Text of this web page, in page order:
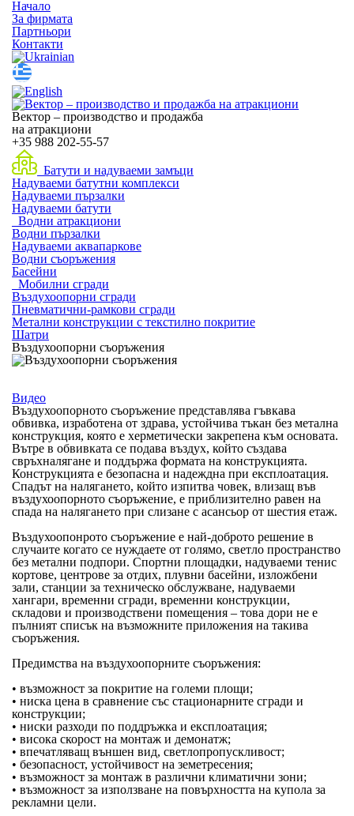
Начало
За фирмата
Партньори
Контакти
Вектор – производство и продажба
на атракциони
+35 988 202-55-57
Батути и надуваеми замъци
Надуваеми батутни комплекси
Надуваеми пързалки
Надуваеми батути
Водни атракциони
Водни пързалки
Надуваеми аквапаркове
Водни съоръжения
Басейни
Мобилни сгради
Въздухоопорни сгради
Пневматични-рамкови сгради
Метални конструкции с текстилно покритие
Шатри
Въздухоопорни съоръжения
Видео
Въздухоопорното съоръжение представлява гъвкава
обвивка, изработена от здрава, устойчива тъкан без метална
конструкция, която е херметически закрепена към основата.
Вътре в обвивката се подава въздух, който създава
свръхналягане и поддържа формата на конструкцията.
Конструкцията е безопасна и надеждна при експлоатация.
Спадът на налягането, който изпитва човек, влизащ във
въздухоопорното съоръжение, е приблизително равен на
спада на налягането при слизане с асансьор от шестия етаж.
Въздухоопонрото съоръжение е най-доброто решение в
случаите когато се нуждаете от голямо, светло пространство
без метални подпори. Спортни площадки, надуваеми тенис
кортове, центрове за отдих, плувни басейни, изложбени
зали, станции за техническо обслужване, надуваеми
хангари, временни сгради, временни конструкции,
складови и производствени помещения – това дори не е
пълният списък на възможните приложения на такива
съоръжения.
Предимства на въздухоопорните съоръжения:
• възможност за покритие на големи площи;
• ниска цена в сравнение със стационарните сгради и
конструкции;
• ниски разходи по поддръжка и експлоатация;
• висока скорост на монтаж и демонатж;
• впечатляващ външен вид, светлопропускливост;
• безопасност, устойчивост на земетресения;
• възможност за монтаж в различни климатични зони;
• възможност за използване на повърхността на купола за
рекламни цели.